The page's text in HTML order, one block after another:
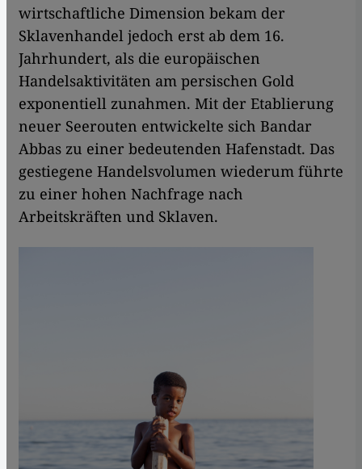
wirtschaftliche Dimension bekam der
Sklavenhandel jedoch erst ab dem 16.
Jahrhundert, als die europäischen
Handelsaktivitäten am persischen Gold
exponentiell zunahmen. Mit der Etablierung
neuer Seerouten entwickelte sich Bandar
Abbas zu einer bedeutenden Hafenstadt. Das
gestiegene Handelsvolumen wiederum führte
zu einer hohen Nachfrage nach
Arbeitskräften und Sklaven.